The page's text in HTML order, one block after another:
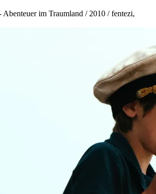
Abenteuer im Traumland / 2010 / fentezi,